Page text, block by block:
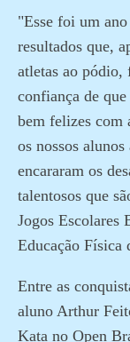
"Esse foi um
resultados que,
atletas ao pódio,
confiança de
bem felizes com
os nossos
encararam os
talentosos que
Jogos Escolares
Educação Física
Entre as
aluno Arthur
Kata no Open